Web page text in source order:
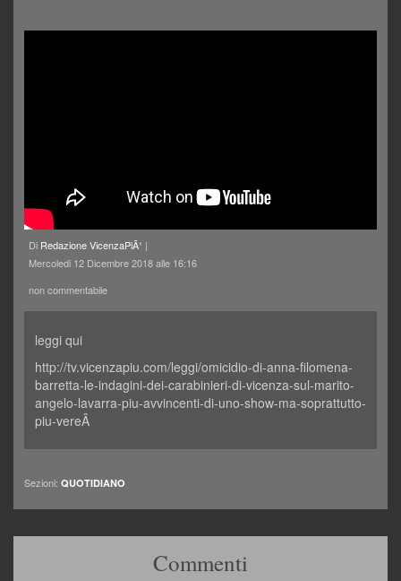
Di Redazione VicenzaPiÃ¹ |
Mercoledi 12 Dicembre 2018 alle 16:16
non commentabile
leggi qui
http://tv.vicenzapiu.com/leggi/omicidio-di-anna-filomena-
barretta-le-indagini-dei-carabinieri-di-vicenza-sul-marito-
angelo-lavarra-piu-avvincenti-di-uno-show-ma-soprattutto-
piu-vereÂ
Sezioni: QUOTIDIANO
Commenti